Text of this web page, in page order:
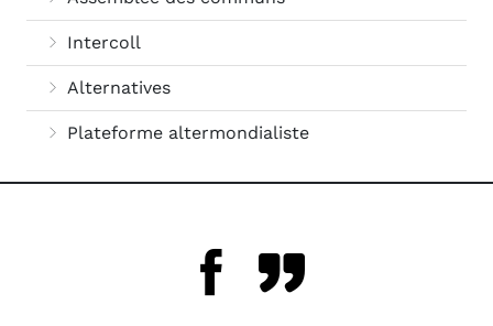
Intercoll
Alternatives
Plateforme altermondialiste